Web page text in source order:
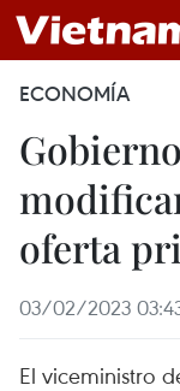
ECONOMÍA
oferta
03/02/2023
El viceministro